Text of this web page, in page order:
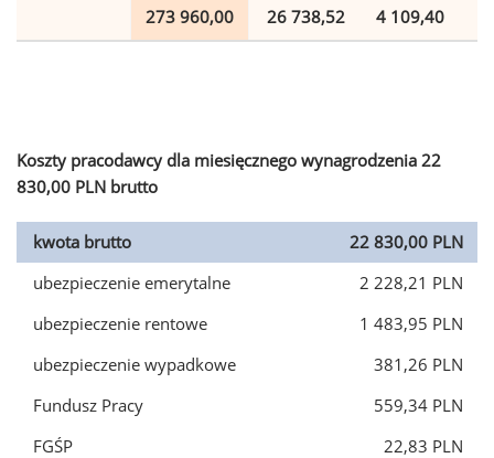
273 960,00 26 738,52 4 109,40
Koszty pracodawcy dla miesięcznego wynagrodzenia 22
830,00 PLN brutto
kwota brutto
22 830,00 PLN
ubezpieczenie emerytalne
2 228,21 PLN
ubezpieczenie rentowe
1 483,95 PLN
ubezpieczenie wypadkowe
381,26 PLN
Fundusz Pracy
559,34 PLN
FGŚP
22,83 PLN